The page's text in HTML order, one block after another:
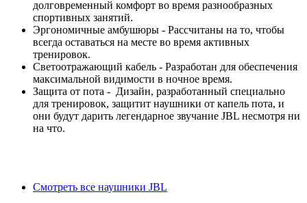
долговременный комфорт во время разнообразных
спортивных занятий.
Эргономичные амбушюры - Рассчитаны на то, чтобы
всегда оставаться на месте во время активных
тренировок.
Светоотражающий кабель - Разработан для обеспечения
максимальной видимости в ночное время.
Защита от пота - Дизайн, разработанный специально
для тренировок, защитит наушники от капель пота, и
они будут дарить легендарное звучание JBL несмотря ни
на что.
Смотреть все наушники JBL